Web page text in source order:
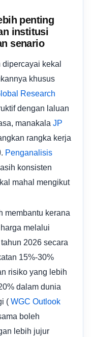
penting
institusi
senario
kekal
khusus
Research
dengan laluan
manakala JP
rangka kerja
Penganalisis
konsisten
mahal mengikut
membantu kerana
melalui
2026 secara
15%-30%
risiko yang lebih
dalam dunia
( WGC Outlook
boleh
lebih jujur